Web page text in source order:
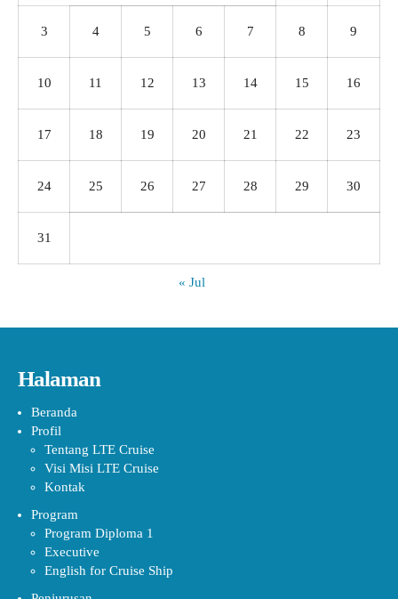
3 4 5 6 7 8 9
10 11 12 13 14 15 16
17 18 19 20 21 22 23
24 25 26 27 28 29 30
31
« Jul
Halaman
Beranda
Profil
Tentang LTE Cruise
Visi Misi LTE Cruise
Kontak
Program
Program Diploma 1
Executive
English for Cruise Ship